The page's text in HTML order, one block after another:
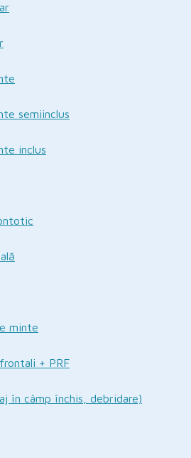
semiinclus
inclus
minte
+ PRF
în câmp închis, debridare)